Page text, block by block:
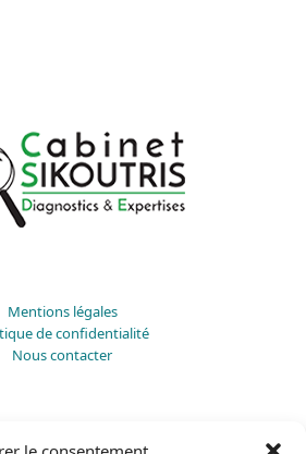
Mentions légales
de confidentialité
Nous contacter
immobilier Aix-en-Provence